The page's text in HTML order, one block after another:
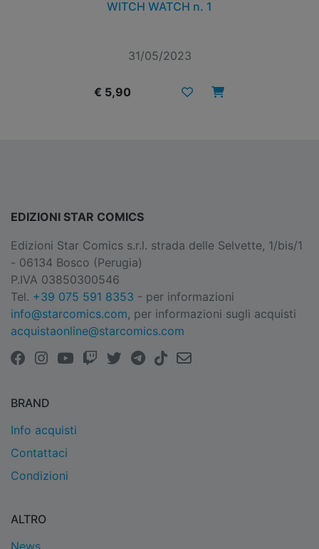
WITCH WATCH n. 1
31/05/2023
€ 5,90
EDIZIONI STAR COMICS
Edizioni Star Comics s.r.l. strada delle Selvette, 1/bis/1
- 06134 Bosco (Perugia)
P.IVA 03850300546
Tel. +39 075 591 8353 - per informazioni
info@starcomics.com, per informazioni sugli acquisti
acquistaonline@starcomics.com
BRAND
Info acquisti
Contattaci
Condizioni
ALTRO
News